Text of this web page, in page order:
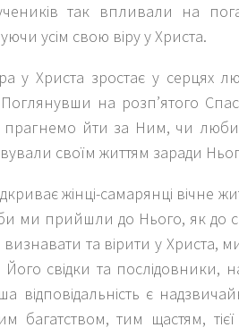
так впливали на
усім свою віру у Христа.
у Христа зростає у серцях
на розп’ятого
прагнемо йти за Ним, чи
своїм життям заради
жінці-самарянці вічне
ми прийшли до Нього, як до
визнавати та вірити у Христа,
Його свідки та
відповідальність є
багатством, тим щастям,